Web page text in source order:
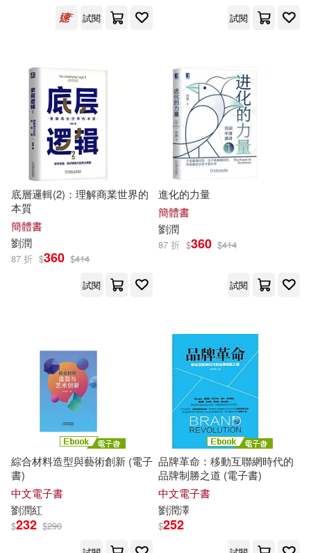
試閱
試閱
底層邏輯(2)：理解商業世界的
本質
簡體書
劉潤
87 折 $360 $414
試閱
進化的力量
簡體書
劉潤
87 折 $360 $414
試閱
綜合材料造型與藝術創新 (電子
書)
中文電子書
劉潤紅
$232 $290
品牌革命：移動互聯網時代的
品牌制勝之道 (電子書)
中文電子書
劉潤澤
$252